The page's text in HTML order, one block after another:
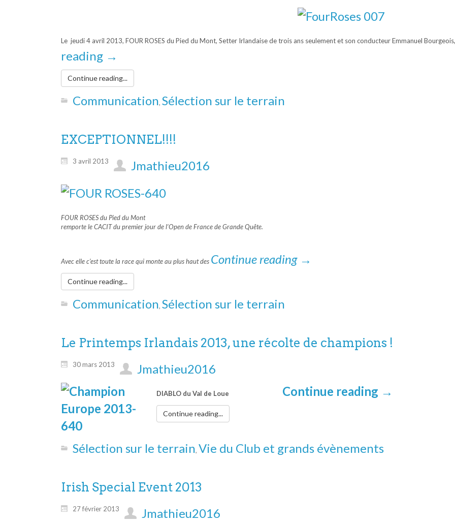
Le jeudi 4 avril 2013, FOUR ROSES du Pied du Mont, Setter Irlandaise de trois ans seulement et son conducteur Emmanuel
reading →
Continue reading...
Communication, Sélection sur le terrain
EXCEPTIONNEL!!!!
3 avril 2013 Jmathieu2016
FOUR ROSES du Pied du Mont
remporte le CACIT du premier jour de l’Open de France de Grande Quête.
Avec elle c’est toute la race qui monte au plus haut des Continue reading →
Continue reading...
Communication, Sélection sur le terrain
Le Printemps Irlandais 2013, une récolte de champions !
30 mars 2013 Jmathieu2016
DIABLO du Val de Loue Continue reading →
Continue reading...
Sélection sur le terrain, Vie du Club et grands évènements
Irish Special Event 2013
27 février 2013 Jmathieu2016